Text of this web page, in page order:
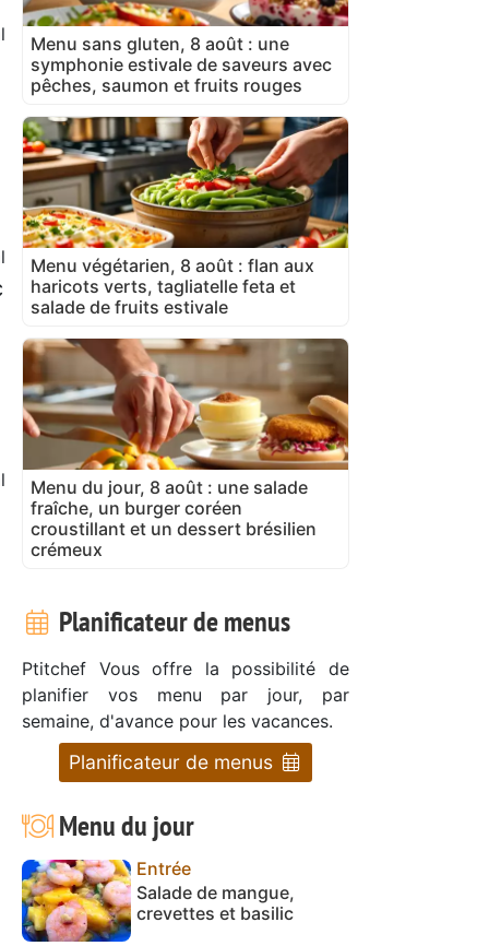
Menu sans gluten, 8 août : une
symphonie estivale de saveurs avec
pêches, saumon et fruits rouges
Menu végétarien, 8 août : flan aux
haricots verts, tagliatelle feta et
salade de fruits estivale
Menu du jour, 8 août : une salade
fraîche, un burger coréen
croustillant et un dessert brésilien
crémeux
Planificateur de menus
Ptitchef Vous offre la possibilité de
planifier vos menu par jour, par
semaine, d'avance pour les vacances.
Planificateur de menus
Menu du jour
Entrée
Salade de mangue,
crevettes et basilic